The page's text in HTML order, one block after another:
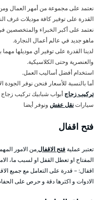
نعتمد على مجموعة من أمهر العمال ومن
القدرة على توفير كافة موديلات غرف
نعتمد على أكبر الخبراء والمتخصصين
ماهو جديد في عالم أعمال النجارة.
لدينا القدرة على توفير أي موديلها
والعنصرية وحتى الكلاسيكية.
استخدام أفضل أساليب العمل.
أما بالنسبة للأسعار فنحن نوفر
تركيب زجاج أبواب شبابيك تركيب
سياراتنقل عفش ونوفر أيضا
فتح اقفال
تعتبر عمليةفتح الاقفالمن الامور
المفتاح او تعطل القفل او لسبب ما،
اقفال: – قدرة على التعامل مع جميع
الادوات و اكثرها دقة و حرص على